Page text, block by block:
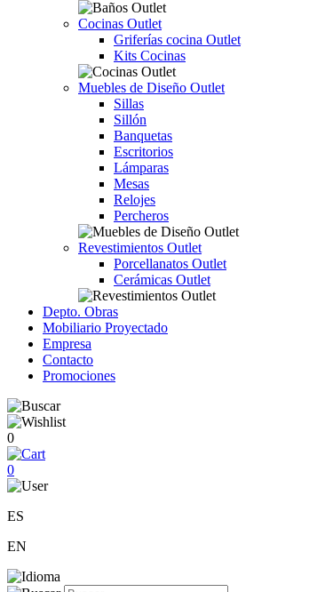
Cocinas Outlet
Griferías cocina Outlet
Kits Cocinas
Muebles de Diseño Outlet
Sillas
Sillón
Banquetas
Escritorios
Lámparas
Mesas
Relojes
Percheros
Revestimientos Outlet
Porcellanatos Outlet
Cerámicas Outlet
Depto. Obras
Mobiliario Proyectado
Empresa
Contacto
Promociones
0
0
ES
EN